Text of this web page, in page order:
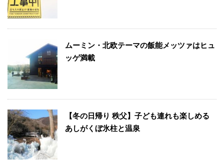
ムーミン・北欧テーマの飯能メッツァはヒュ
ッゲ満載
【冬の日帰り 秩父】子ども連れも楽しめる
あしがくぼ氷柱と温泉